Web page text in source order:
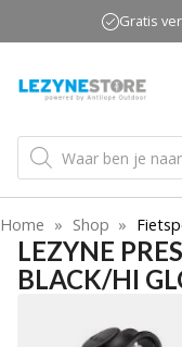
naar
inhoud
Gratis
Producten
zoeken
Home » Shop »
LEZYNE
BLACK/HI